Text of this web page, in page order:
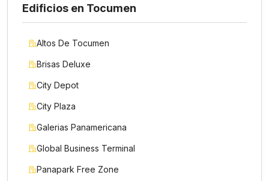
Edificios en Tocumen
Altos De Tocumen
Brisas Deluxe
City Depot
City Plaza
Galerias Panamericana
Global Business Terminal
Panapark Free Zone